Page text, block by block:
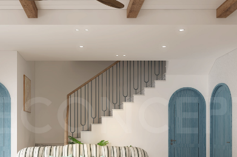
LỜI CẢM ƠN
LIFECONCEPT
Cảm ơn quý khách đã để lại thông tin.